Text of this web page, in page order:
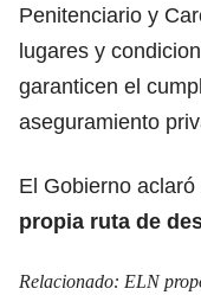
Penitenciario y
lugares y
garanticen el
aseguramiento
El Gobierno aclaró
propia ruta de
Relacionado: ELN